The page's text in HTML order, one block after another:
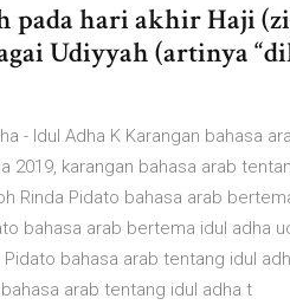
pada hari akhir Haji
Udiyyah (artinya
- Idul Adha K Karangan bahasa
2019, karangan bahasa arab
Rinda Pidato bahasa arab
bahasa arab bertema idul adha
Pidato bahasa arab tentang idul
arab tentang idul adha t